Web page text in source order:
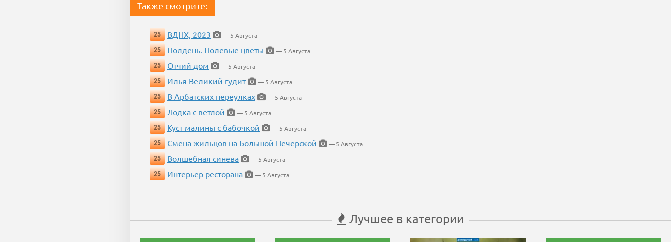
Также смотрите:
25 ВДНХ, 2023
— 5 Августа
25
Полдень. Полевые цветы
— 5 Августа
25
Отчий дом
— 5 Августа
25
Илья Великий гудит
— 5 Августа
25
В Арбатских переулках
— 5 Августа
25
Лодка с ветлой
— 5 Августа
25
Куст малины с бабочкой
— 5 Августа
25
Смена жильцов на Большой Печерской
— 5 Августа
25
Волшебная синева
— 5 Августа
25
Интерьер ресторана — 5 Августа
Лучшее в категории